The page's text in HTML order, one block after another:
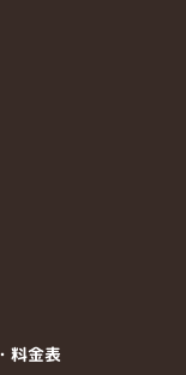
料金表